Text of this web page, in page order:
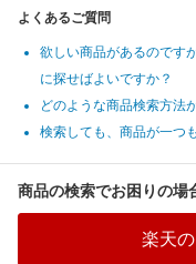
よくあるご質問
欲しい商品があるのです
に探せばよいですか？
どのような商品検索方法
検索しても、商品が一つ
商品の検索でお困りの場
楽天